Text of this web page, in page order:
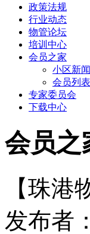
政策法规
行业动态
物管论坛
培训中心
会员之家
小区新闻
会员列表
专家委员会
下载中心
会员之
【珠
发布者